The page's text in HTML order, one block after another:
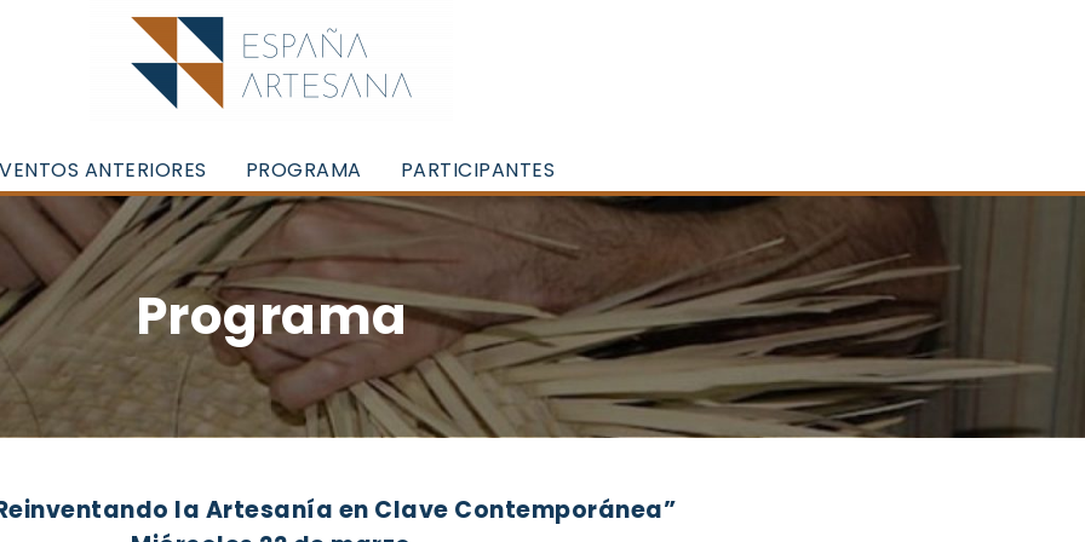
ANTERIORES
PROGRAMA PARTICIPANTES
Programa
la Artesanía en Clave Contemporánea”